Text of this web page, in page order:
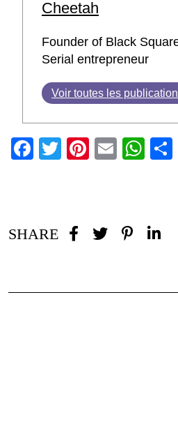
Cheetah
Founder of Black
Serial entrepreneur
Voir toutes les
Facebook
Twitter
Pinterest
Email
SHARE